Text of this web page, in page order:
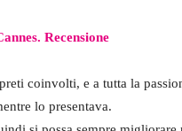
Recensione
coinvolti, e a tutta la
lo presentava.